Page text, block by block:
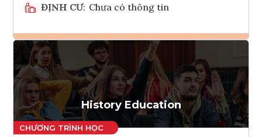
ĐỊNH CƯ: Chưa có thông tin
Ghi danh
Tham vấn Interlink
History Education